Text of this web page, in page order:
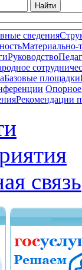
Найти
сведения
Материально-
Руководство
Базовые площадки
Рекомендации
связь